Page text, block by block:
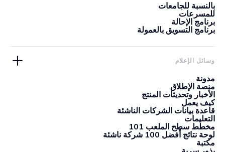
بالنسبة للجامعات
للمسرعات
برنامج الإحالة
برنامج التسويق بالعمولة
وسائل الإعلام
مدونة
منصة الإطلاق
الأخبار وتحديثات المنتج
كيف يعمل
قاعدة بيانات الشركات الناشئة
التعليمات
مخطط سطح الملعب 101
لوحة نتائج أفضل 100 شركة ناشئة
مكتبة